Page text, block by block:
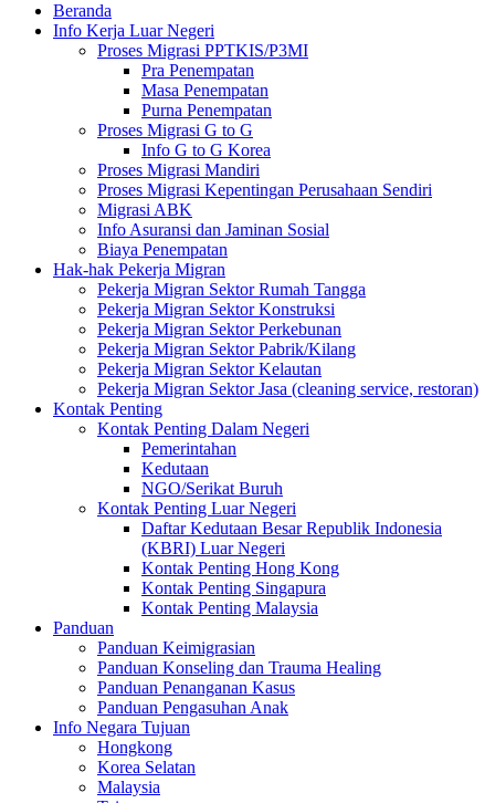
Beranda
Info Kerja Luar Negeri
Proses Migrasi PPTKIS/P3MI
Pra Penempatan
Masa Penempatan
Purna Penempatan
Proses Migrasi G to G
Info G to G Korea
Proses Migrasi Mandiri
Proses Migrasi Kepentingan Perusahaan Sendiri
Migrasi ABK
Info Asuransi dan Jaminan Sosial
Biaya Penempatan
Hak-hak Pekerja Migran
Pekerja Migran Sektor Rumah Tangga
Pekerja Migran Sektor Konstruksi
Pekerja Migran Sektor Perkebunan
Pekerja Migran Sektor Pabrik/Kilang
Pekerja Migran Sektor Kelautan
Pekerja Migran Sektor Jasa (cleaning service, restoran)
Kontak Penting
Kontak Penting Dalam Negeri
Pemerintahan
Kedutaan
NGO/Serikat Buruh
Kontak Penting Luar Negeri
Daftar Kedutaan Besar Republik Indonesia
(KBRI) Luar Negeri
Kontak Penting Hong Kong
Kontak Penting Singapura
Kontak Penting Malaysia
Panduan
Panduan Keimigrasian
Panduan Konseling dan Trauma Healing
Panduan Penanganan Kasus
Panduan Pengasuhan Anak
Info Negara Tujuan
Hongkong
Korea Selatan
Malaysia